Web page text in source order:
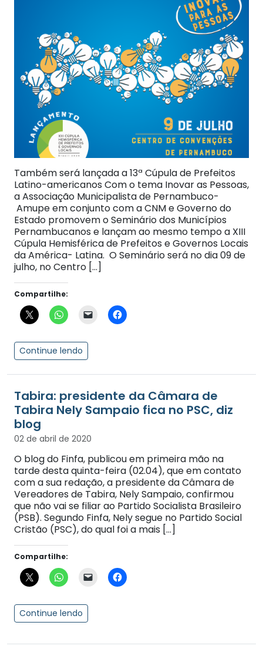
Também será lançada a 13ª Cúpula de Prefeitos
Latino-americanos Com o tema Inovar as Pessoas,
a Associação Municipalista de Pernambuco-
Amupe em conjunto com a CNM e Governo do
Estado promovem o Seminário dos Municípios
Pernambucanos e lançam ao mesmo tempo a XIII
Cúpula Hemisférica de Prefeitos e Governos Locais
da América- Latina. O Seminário será no dia 09 de
julho, no Centro […]
Compartilhe:
Continue lendo
Tabira: presidente da Câmara de
Tabira Nely Sampaio fica no PSC, diz
blog
02 de abril de 2020
O blog do Finfa, publicou em primeira mão na
tarde desta quinta-feira (02.04), que em contato
com a sua redação, a presidente da Câmara de
Vereadores de Tabira, Nely Sampaio, confirmou
que não vai se filiar ao Partido Socialista Brasileiro
(PSB). Segundo Finfa, Nely segue no Partido Social
Cristão (PSC), do qual foi a mais […]
Compartilhe:
Continue lendo